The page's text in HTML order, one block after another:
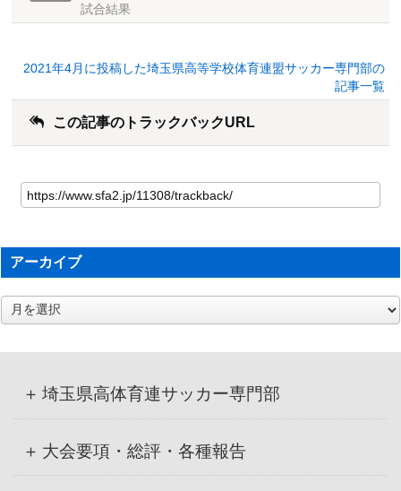
試合結果
2021年4月に投稿した埼玉県高等学校体育連盟サッカー専門部の
記事一覧
この記事のトラックバックURL
アーカイブ
ア
ー
埼玉県高体育連サッカー専門部
大会要項・総評・各種報告